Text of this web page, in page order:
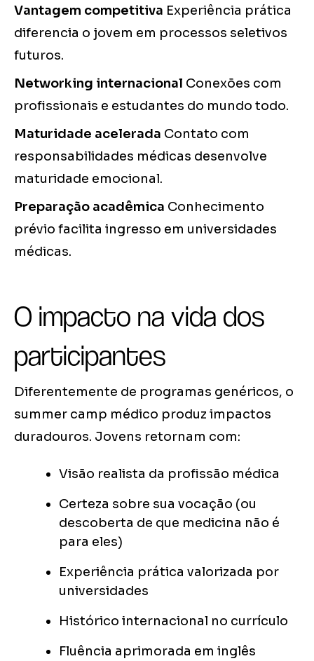
Vantagem competitiva Experiência prática
diferencia o jovem em processos seletivos
futuros.
Networking internacional Conexões com
profissionais e estudantes do mundo todo.
Maturidade acelerada Contato com
responsabilidades médicas desenvolve
maturidade emocional.
Preparação acadêmica Conhecimento
prévio facilita ingresso em universidades
médicas.
O impacto na vida dos
participantes
Diferentemente de programas genéricos, o
summer camp médico produz impactos
duradouros. Jovens retornam com:
Visão realista da profissão médica
Certeza sobre sua vocação (ou
descoberta de que medicina não é
para eles)
Experiência prática valorizada por
universidades
Histórico internacional no currículo
Fluência aprimorada em inglês